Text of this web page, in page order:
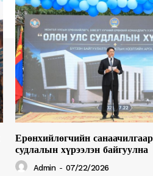
Ерөнхийлөгчийн
судлалын хүрээлэн байгуулна
Admin - 07/22/2026